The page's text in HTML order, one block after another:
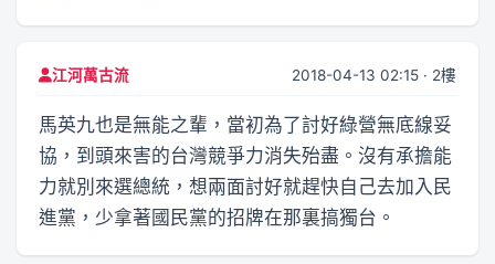
江河萬古流 2018-04-13 02:15 · 2樓
馬英九也是無能之輩，當初為了討好綠營無底線妥
協，到頭來害的台灣競爭力消失殆盡。沒有承擔能
力就別來選總統，想兩面討好就趕快自己去加入民
進黨，少拿著國民黨的招牌在那裏搞獨台。